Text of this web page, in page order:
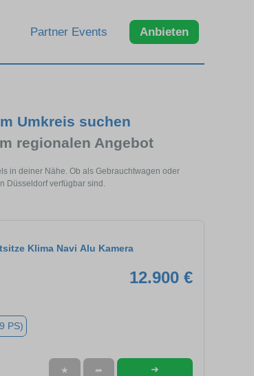
Partner Events Anbieten
Umkreis suchen
regionalen Angebot
in deiner Nähe. Ob als Gebrauchtwagen oder
Düsseldorf verfügbar sind.
Klima Navi Alu Kamera
12.900 €
PS)
★ ➦ ➜